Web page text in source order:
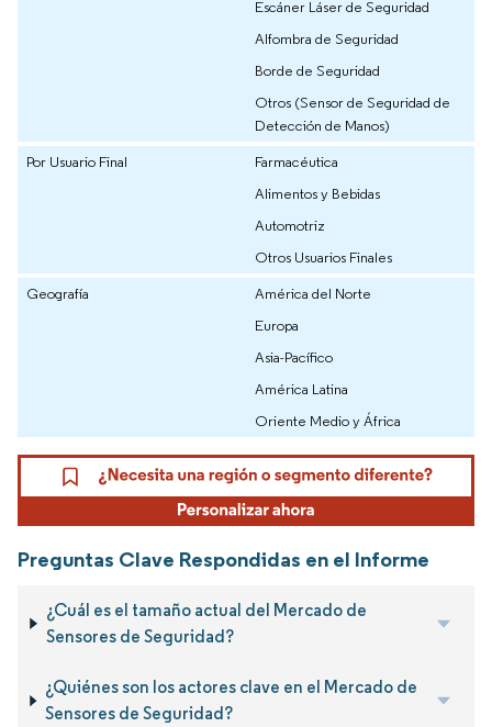
Escáner Láser de Seguridad
Alfombra de Seguridad
Borde de Seguridad
Otros (Sensor de Seguridad de
Detección de Manos)
Por Usuario Final
Farmacéutica
Alimentos y Bebidas
Automotriz
Otros Usuarios Finales
Geografía
América del Norte
Europa
Asia-Pacífico
América Latina
Oriente Medio y África
Preguntas Clave Respondidas en el Informe
¿Cuál es el tamaño actual del Mercado de
Sensores de Seguridad?
¿Quiénes son los actores clave en el Mercado de
Sensores de Seguridad?